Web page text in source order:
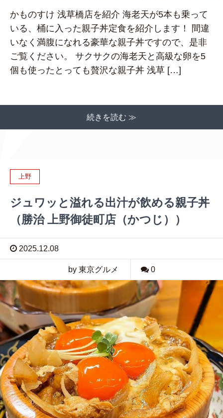
かものすけ 浅草橋店を紹介 海老天が5本も乗って
いる、桶に入った親子丼定食を紹介します！ 間違
いなく満腹になれる豪華な親子丼ですので、是非
ご覧ください。 サクサクの海老天と高級な卵を5
個も使ったとっても贅沢な親子丼 浅草 […]
続きを読む ≫
上野
ジュワッと溢れる出汁が飲める親子丼
（勝治 上野御徒町店（かつじ））
2025.12.08
by 東京グルメ 0